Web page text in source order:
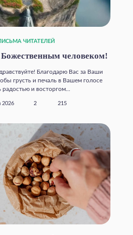
ЧИТАТЕЛЕЙ
человеком!
Благодарю Вас за Ваши
грусть и печаль в Вашем голосе
и восторгом...
2026 2 215